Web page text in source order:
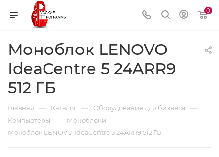
0
Моноблок LENOVO
IdeaCentre 5 24ARR9
512 ΓБ
Главная — Каталог — Оборудование для бизнеса —
Компьютеры — Моноблоки —
Моноблок LENOVO IdeaCentre 5 24ARR9 512 ΓБ